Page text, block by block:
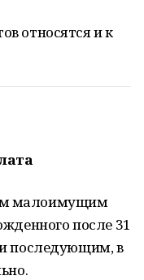
относятся и к
малоимущим
после 31
последующим, в